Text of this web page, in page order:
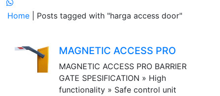
Home | Posts tagged with "harga access door"
MAGNETIC ACCESS PRO
MAGNETIC ACCESS PRO BARRIER
GATE SPESIFICATION » High
functionality » Safe control unit